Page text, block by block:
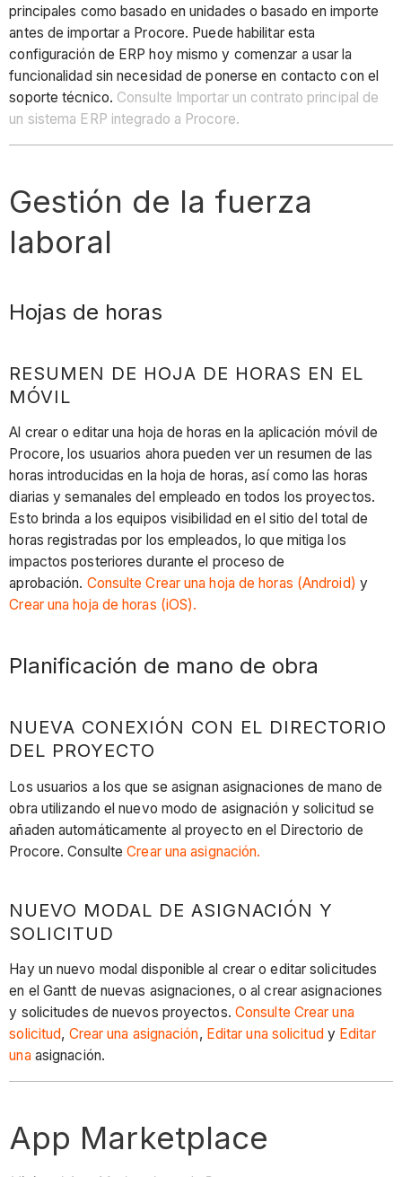
principales como basado en unidades o basado en importe
antes de importar a Procore. Puede habilitar esta
configuración de ERP hoy mismo y comenzar a usar la
funcionalidad sin necesidad de ponerse en contacto con el
soporte técnico. Consulte Importar un contrato principal de
un sistema ERP integrado a Procore.
Gestión de la fuerza
laboral
Hojas de horas
RESUMEN DE HOJA DE HORAS EN EL
MÓVIL
Al crear o editar una hoja de horas en la aplicación móvil de
Procore, los usuarios ahora pueden ver un resumen de las
horas introducidas en la hoja de horas, así como las horas
diarias y semanales del empleado en todos los proyectos.
Esto brinda a los equipos visibilidad en el sitio del total de
horas registradas por los empleados, lo que mitiga los
impactos posteriores durante el proceso de
aprobación. Consulte Crear una hoja de horas (Android) y
Crear una hoja de horas (iOS).
Planificación de mano de obra
NUEVA CONEXIÓN CON EL DIRECTORIO
DEL PROYECTO
Los usuarios a los que se asignan asignaciones de mano de
obra utilizando el nuevo modo de asignación y solicitud se
añaden automáticamente al proyecto en el Directorio de
Procore. ConsulteCrear una asignación.
NUEVO MODAL DE ASIGNACIÓN Y
SOLICITUD
Hay un nuevo modal disponible al crear o editar solicitudes
en el Gantt de nuevas asignaciones, o al crear asignaciones
y solicitudes de nuevos proyectos. Consulte Crear una
solicitud, Crear una asignación, Editar una solicitud y Editar
unaasignación.
App Marketplace